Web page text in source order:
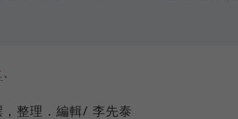
整理．編輯/ 李先泰